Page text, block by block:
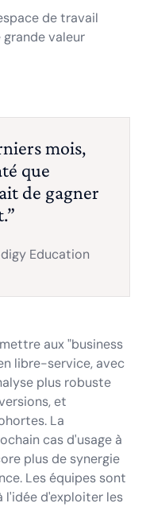
de travail
valeur
mois,
que
de gagner
Education
aux "business
libre-service, avec
plus robuste
et
La
cas d'usage à
plus de synergie
Les équipes sont
l'idée d'exploiter les